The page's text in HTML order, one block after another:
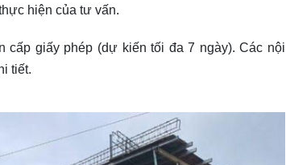
hiện của tư vấn.
giấy phép (dự kiến tối đa 7 ngày). Các nội
tiết.